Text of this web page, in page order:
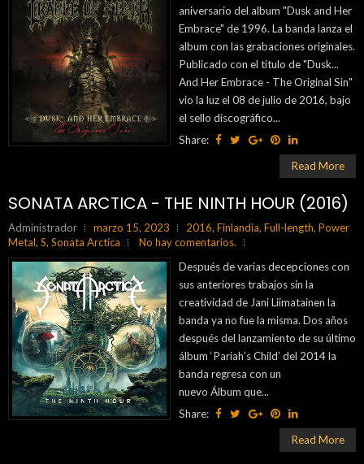
aniversario del album "Dusk and Her
Embrace" de 1996. La banda lanza el
album con las grabaciones originales.
Publicado con el titulo de "Dusk...
And Her Embrace - The Original Sin"
vio la luz el 08 de julio de 2016, bajo
el sello discográfico...
Share:
Read More
SONATA ARCTICA - THE NINTH HOUR (2016)
Administrador marzo 15, 2023 2016, Finlandia, Full-length, Power
Metal, S, Sonata Arctica
No hay comentarios.
Después de varias decepciones con
sus anteriores trabajos sin la
creatividad de Jani Liimatainen la
banda ya no fue la misma. Dos años
después del lanzamiento de su último
álbum ‘Pariah’s Child’ del 2014 la
banda regresa con un
nuevo Álbum que...
Share:
Read More